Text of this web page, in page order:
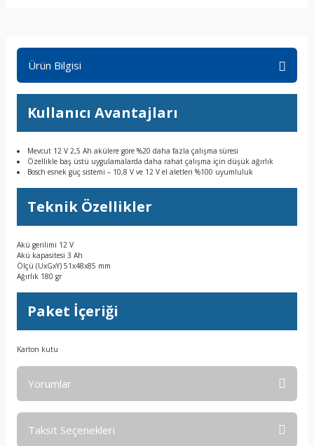
Ürün Bilgisi
Kullanıcı Avantajları
Mevcut 12 V 2,5 Ah akülere göre %20 daha fazla çalışma süresi
Özellikle baş üstü uygulamalarda daha rahat çalışma için düşük ağırlık
Bosch esnek güç sistemi – 10,8 V ve 12 V el aletleri %100 uyumluluk
Teknik Özellikler
Akü gerilimi 12 V
Akü kapasitesi 3 Ah
Ölçü (UxGxY) 51x48x85 mm
Ağırlık 180 gr
Paket İçeriği
Karton kutu
Yorumlar
Taksit Seçenekleri